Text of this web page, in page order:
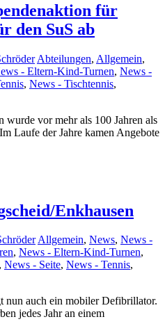
für
den SuS ab
Abteilungen, Allgemein,
- Eltern-Kind-Turnen, News -
, News - Tischtennis,
wurde vor mehr als 100 Jahren als
Laufe der Jahre kamen Angebote
Enkhausen
Allgemein, News, News -
, News - Eltern-Kind-Turnen,
, News - Seite, News - Tennis,
nun auch ein mobiler Defibrillator.
jedes Jahr an einem